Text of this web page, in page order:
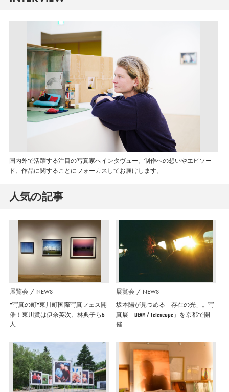
国内外で活躍する注目の写真家へインタヴュー。制作への想いやエピソー
ド、作品に関することにフォーカスしてお届けします。
人気の記事
展覧会 NEWS
”写真の町”東川町国際写真フェス開
催！東川賞は伊奈英次、林典子ら5
人
展覧会 NEWS
坂本陽が見つめる「存在の光」。写
真展「BEAM / Telescope」を京都で開
催